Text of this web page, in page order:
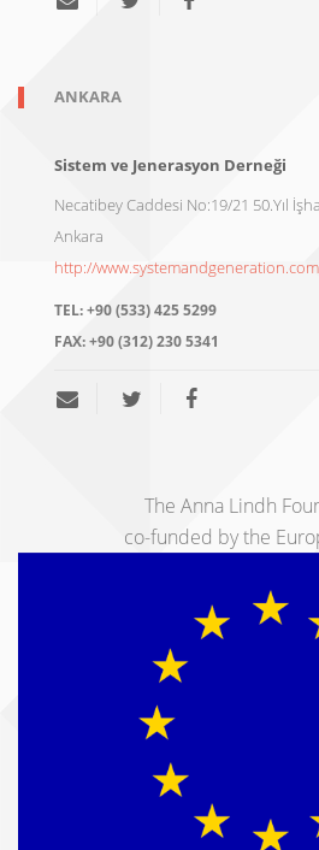
ANKARA
Sistem ve Jenerasyon Derneği
Necatibey Caddesi No:19/21 50.Yıl
Ankara
http://www.systemandgeneration.com
TEL:+90 (533) 425 5299
FAX:+90 (312) 230 5341
The Anna Lindh
co-funded by the